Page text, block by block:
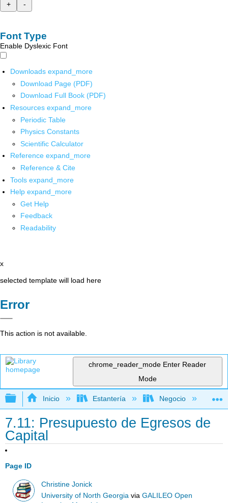
+
-
Font Type
Enable Dyslexic Font
Downloads expand_more
Download Page (PDF)
Download Full Book (PDF)
Resources expand_more
Periodic Table
Physics Constants
Scientific Calculator
Reference expand_more
Reference & Cite
Tools expand_more
Help expand_more
Get Help
Feedback
Readability
x
selected template will load here
Error
This action is not available.
chrome_reader_mode Enter Reader
Mode
Expandir/contraer jerarquía global
Inicio Estantería Negocio
7.11: Presupuesto de Egresos de
Capital
Page ID
Christine Jonick
University of North Georgia viaGALILEO Open